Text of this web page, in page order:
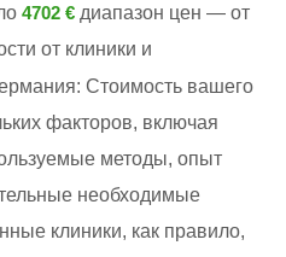
4702 € диапазон цен — от
от клиники и
Стоимость вашего
факторов, включая
методы, опыт
необходимые
клиники, как правило,